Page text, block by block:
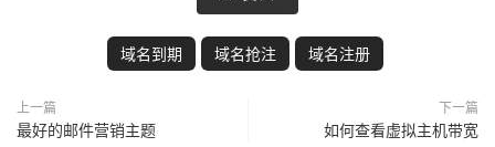
域名到期 域名抢注 域名注册
上一篇
最好的邮件营销主题
下一篇
如何查看虚拟主机带宽